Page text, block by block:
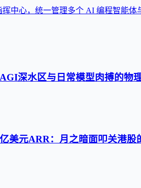
中心，统一管理多个 AI 编程智能体
深水区与日常模型肉搏的物
美元ARR：月之暗面叩关港股